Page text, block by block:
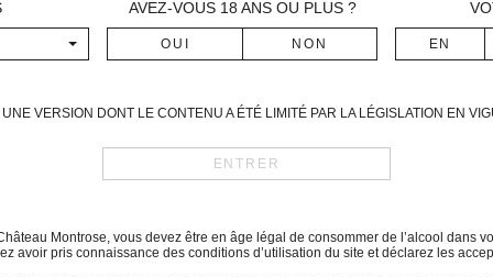
marques, les images, les graphismes, les dessins, les logos, les
composants et contenus du Site, qu’ils soient déposés ou non,
concédés en licence.
publication, adaptation totale ou partielle des éléments du Site,
Montrose.
des éléments qu’il contient sera considérée comme
ainsi que les droits de propriété Intellectuelle appartiennent à
le monde entier, d’une quelconque manière.
AVEZ-VOUS 18 ANS OU PLUS ?
VERSION DONT LE CONTENU A ÉTÉ LIMITÉ PAR LA LÉGISLATION EN
Montrose, vous devez être en âge légal de consommer de l’alcool dans
avoir pris connaissance des conditions d’utilisation du site et déclarez les